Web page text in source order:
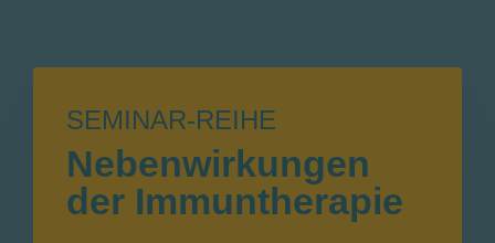
SEMINAR-REIHE
Nebenwirkungen
der Immuntherapie